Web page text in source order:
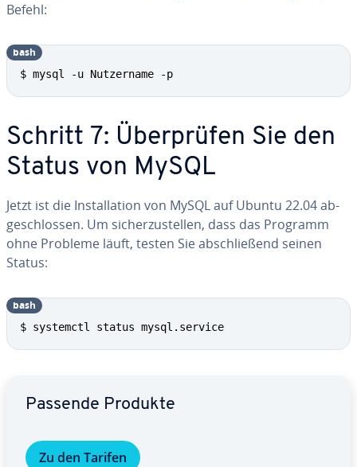
Befehl:
$ mysql -u Nutzername -p
bash
Schritt 7: Über­prü­fen Sie den
Status von MySQL
Jetzt ist die In­stal­la­ti­on von MySQL auf Ubuntu 22.04 ab­
ge­schlos­sen. Um si­cher­zu­stel­len, dass das Programm
ohne Probleme läuft, testen Sie ab­schlie­ßend seinen
Status:
$ systemctl status mysql.service
bash
Passende Produkte
Zu den Tarifen